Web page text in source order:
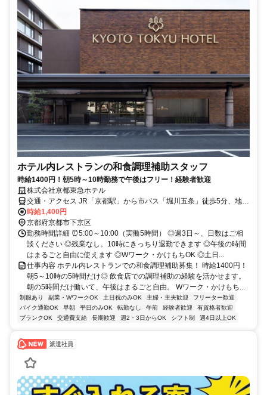
ホテル内レストランの和食調理補助スタッフ
時給1400円！朝5時～10時勤務で午後はフリー！経験者歓迎
株式会社京都東急ホテル
交通・アクセス JR「京都駅」から市バス「堀川五条」徒歩5分、地下
鉄「五条駅」徒歩8分⭐自転車・原付通勤OK
時給1,400円
京都府京都市下京区
勤務時間詳細 ⏰5:00～10:00（実働5時間） ◎週3日～、日数はご相
談ください ◎残業なし。10時にきっちり退勤できます ◎午後の時間
はまるごと自由に使えます ◎Wワーク・かけもちOK ◎土日...
仕事内容 ホテル内レストランでの和食調理補助募集！ 時給1400円！
朝5～10時の5時間だけ◎ 飲食店での調理補助の経験を活かせます。
朝の5時間だけ働いて、午後はまるごと自由。 Wワーク・かけもち...
制服あり 副業・WワークOK 土日祝のみOK 主婦・主夫歓迎
フリーター歓迎
バイク通勤OK
早朝 平日のみOK 転勤なし 午前 経験者歓迎
有資格者歓迎
ブランクOK
交通費支給 長期歓迎 週2・3日からOK シフト制 週4日以上OK
派遣社員